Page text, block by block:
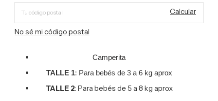
Calcular
No sé mi código postal
Camperita
TALLE 1: Para bebés de 3 a 6 kg aprox
TALLE 2: Para bebés de 5 a 8 kg aprox